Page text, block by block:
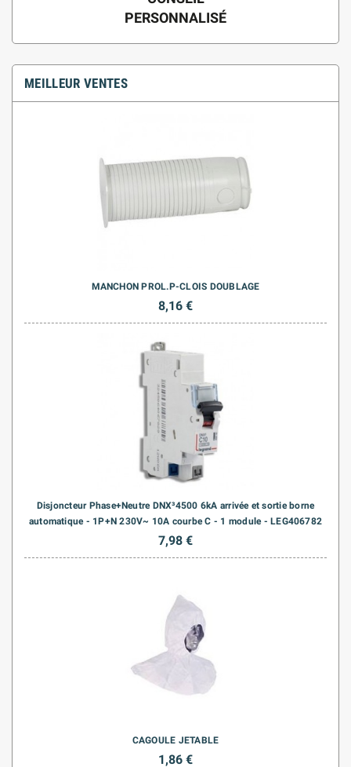
PERSONNALISÉ
MEILLEUR VENTES
MANCHON PROL.P-CLOIS DOUBLAGE
8,16 €
Disjoncteur Phase+Neutre DNX³4500 6kA arrivée et sortie borne
automatique - 1P+N 230V~ 10A courbe C - 1 module - LEG406782
7,98 €
CAGOULE JETABLE
1,86 €